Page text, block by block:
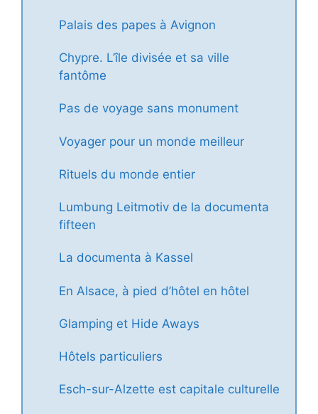
Palais des papes à Avignon
Chypre. L’île divisée et sa ville
fantôme
Pas de voyage sans monument
Voyager pour un monde meilleur
Rituels du monde entier
Lumbung Leitmotiv de la documenta
fifteen
La documenta à Kassel
En Alsace, à pied d’hôtel en hôtel
Glamping et Hide Aways
Hôtels particuliers
Esch-sur-Alzette est capitale culturelle